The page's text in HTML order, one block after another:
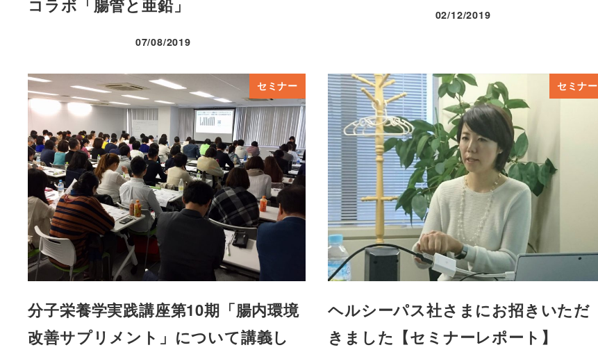
コラボ「腸管と亜鉛」
投稿日
07/08/2019
投稿日
02/12/2019
セミナー
分子栄養学実践講座第10期「腸内環境
改善サプリメント」について講義し
セミナー
ヘルシーパス社さまにお招きいただ
きました【セミナーレポート】